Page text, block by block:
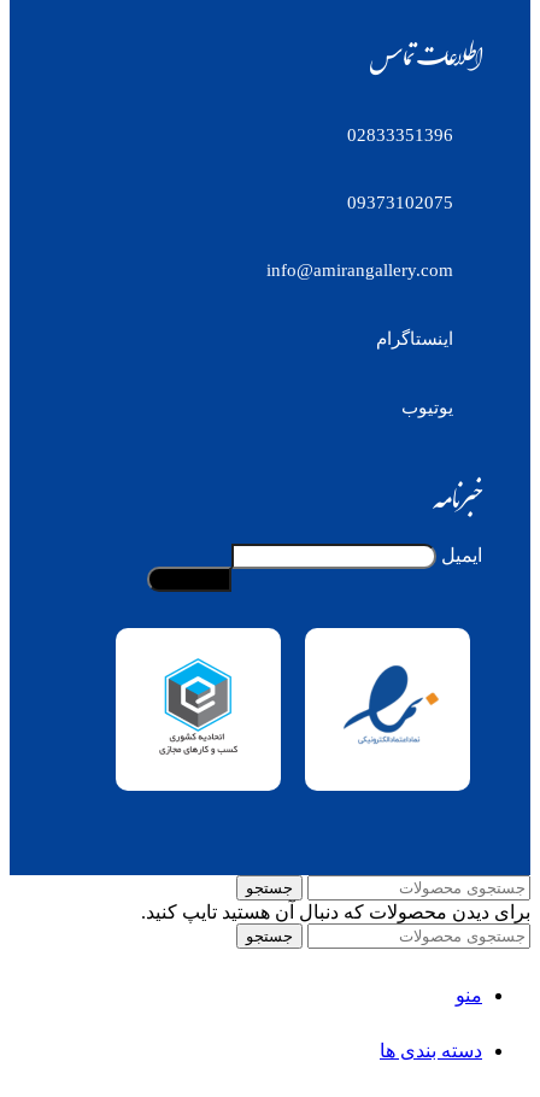
اطلاعات تماس
02833351396
09373102075
info@amirangallery.com
اینستاگرام
یوتیوب
خبرنامه
ایمیل
جستجو
برای دیدن محصولات که دنبال آن هستید تایپ کنید.
جستجو
منو
دسته بندی ها